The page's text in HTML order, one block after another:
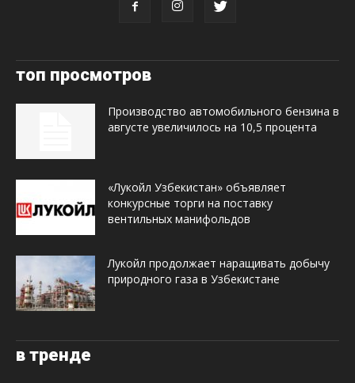
топ просмотров
Производство автомобильного бензина в
августе увеличилось на 10,5 процента
«Лукойл Узбекистан» объявляет
конкурсные торги на поставку
вентильных манифольдов
Лукойл продолжает наращивать добычу
природного газа в Узбекистане
в тренде